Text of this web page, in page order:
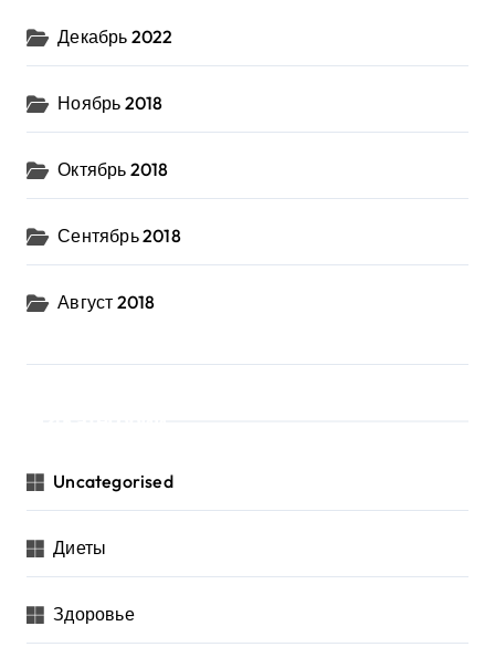
Декабрь 2022
Ноябрь 2018
Октябрь 2018
Сентябрь 2018
Август 2018
Uncategorised
Диеты
Здоровье